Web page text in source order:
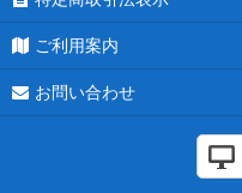
ご利用案内
お問い合わせ